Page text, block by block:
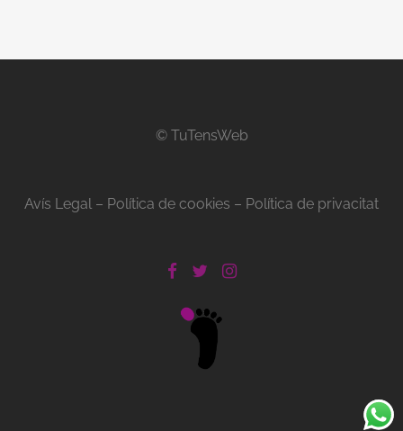
© TuTensWeb
Avís Legal – Política de cookies – Política de privacitat